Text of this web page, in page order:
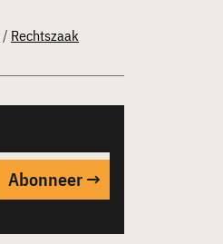
/ Rechtszaak